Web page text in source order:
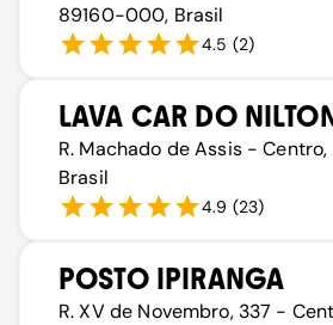
89160-000, Brasil
4.5 (2)
LAVA CAR DO
R. Machado de Assis -
Brasil
4.9 (23)
POSTO IPIRANGA
R. XV de Novembro, 337 -